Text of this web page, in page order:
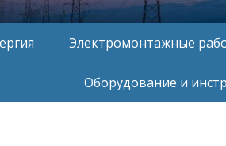
Электромонтажные
Оборудование и